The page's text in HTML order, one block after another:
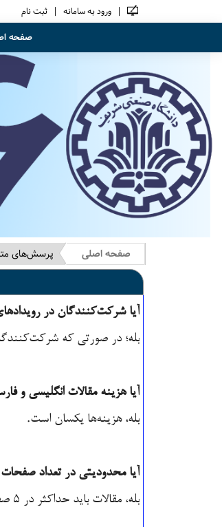
| ورود به سامانه | ثبت نام
صفحه
صفحه اصلی پرسش‌های
آیا شرکت‌کنندگان در رویدادهای کارگاه آموزشی، گواهی دریافت خواهند کرد؟
آیا هزینه مقالات انگلیسی و
آیا محدودیتی در تعداد